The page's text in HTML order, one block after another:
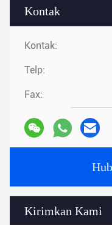
Kontak
Kontak:
Telp:
Fax:
Kirimkan Kami